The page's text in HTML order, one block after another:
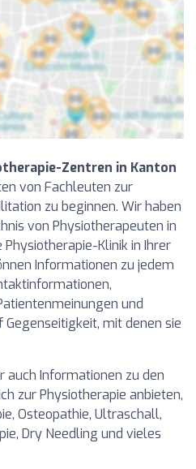
Zentren in Kanton
von Fachleuten zur
zu beginnen. Wir haben
von Physiotherapeuten in
Klinik in Ihrer
Informationen zu jedem
und
mit denen sie
auch Informationen zu den
zur Physiotherapie anbieten,
Osteopathie, Ultraschall,
Dry Needling und vieles